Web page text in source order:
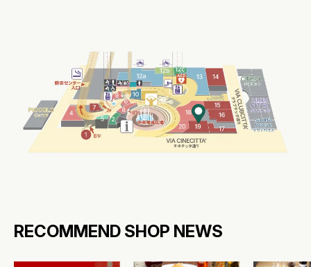
RECOMMEND SHOP NEWS